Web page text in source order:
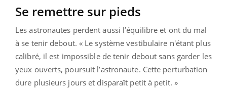
Se remettre sur pieds
Les astronautes perdent aussi l’équilibre et ont du mal
à se tenir debout. « Le système vestibulaire n'étant plus
calibré, il est impossible de tenir debout sans garder les
yeux ouverts, poursuit l’astronaute. Cette perturbation
dure plusieurs jours et disparaît petit à petit. »